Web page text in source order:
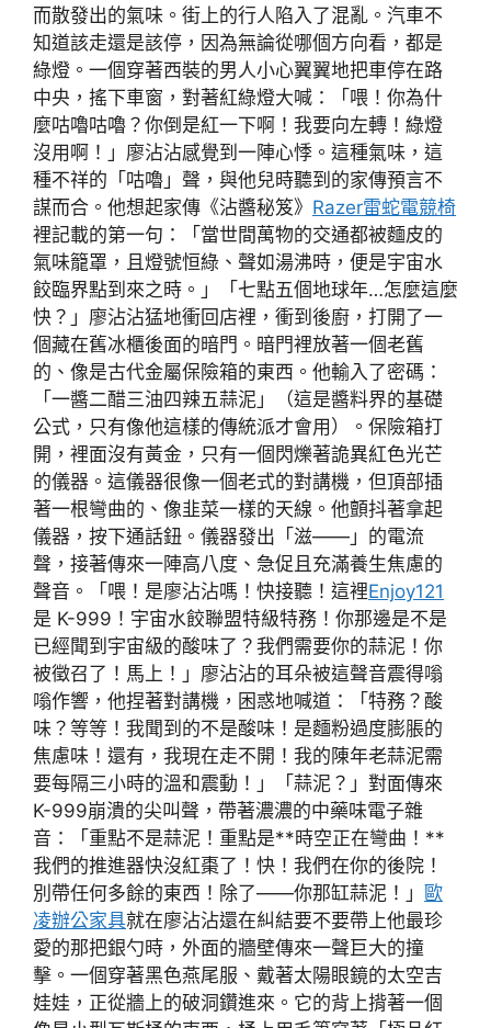
而散發出的氣味。街上的行人陷入了混亂。汽車不
知道該走還是該停，因為無論從哪個方向看，都是
綠燈。一個穿著西裝的男人小心翼翼地把車停在路
中央，搖下車窗，對著紅綠燈大喊：「喂！你為什
麼咕嚕咕嚕？你倒是紅一下啊！我要向左轉！綠燈
沒用啊！」廖沾沾感覺到一陣心悸。這種氣味，這
種不祥的「咕嚕」聲，與他兒時聽到的家傳預言不
謀而合。他想起家傳《沾醬秘笈》 Razer雷蛇電競椅
裡記載的第一句：「當世間萬物的交通都被麵皮的
氣味籠罩，且燈號恒綠、聲如湯沸時，便是宇宙水
餃臨界點到來之時。」「七點五個地球年…怎麼這麼
快？」廖沾沾猛地衝回店裡，衝到後廚，打開了一
個藏在舊冰櫃後面的暗門。暗門裡放著一個老舊
的、像是古代金屬保險箱的東西。他輸入了密碼：
「一醬二醋三油四辣五蒜泥」（這是醬料界的基礎
公式，只有像他這樣的傳統派才會用）。保險箱打
開，裡面沒有黃金，只有一個閃爍著詭異紅色光芒
的儀器。這儀器很像一個老式的對講機，但頂部插
著一根彎曲的、像韭菜一樣的天線。他顫抖著拿起
儀器，按下通話鈕。儀器發出「滋——」的電流
聲，接著傳來一陣高八度、急促且充滿養生焦慮的
聲音。「喂！是廖沾沾嗎！快接聽！這裡Enjoy121
是 K-999！宇宙水餃聯盟特級特務！你那邊是不是
已經聞到宇宙級的酸味了？我們需要你的蒜泥！你
被徵召了！馬上！」廖沾沾的耳朵被這聲音震得嗡
嗡作響，他捏著對講機，困惑地喊道：「特務？酸
味？等等！我聞到的不是酸味！是麵粉過度膨脹的
焦慮味！還有，我現在走不開！我的陳年老蒜泥需
要每隔三小時的溫和震動！」「蒜泥？」對面傳來
K-999崩潰的尖叫聲，帶著濃濃的中藥味電子雜
音：「重點不是蒜泥！重點是**時空正在彎曲！**
我們的推進器快沒紅棗了！快！我們在你的後院！
別帶任何多餘的東西！除了——你那缸蒜泥！」 歐
凌辦公家具就在廖沾沾還在糾結要不要帶上他最珍
愛的那把銀勺時，外面的牆壁傳來一聲巨大的撞
擊。一個穿著黑色燕尾服、戴著太陽眼鏡的太空吉
娃娃，正從牆上的破洞鑽進來。它的背上揹著一個